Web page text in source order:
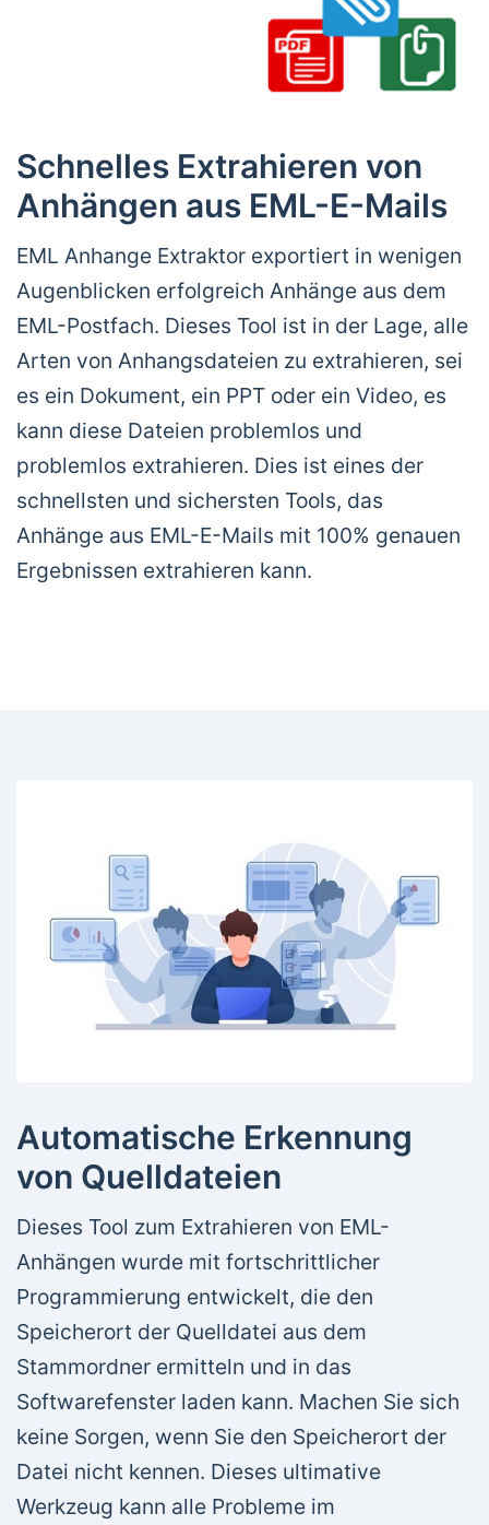
Schnelles Extrahieren von
Anhängen aus EML-E-Mails
EML Anhange Extraktor exportiert in wenigen
Augenblicken erfolgreich Anhänge aus dem
EML-Postfach. Dieses Tool ist in der Lage, alle
Arten von Anhangsdateien zu extrahieren, sei
es ein Dokument, ein PPT oder ein Video, es
kann diese Dateien problemlos und
problemlos extrahieren. Dies ist eines der
schnellsten und sichersten Tools, das
Anhänge aus EML-E-Mails mit 100% genauen
Ergebnissen extrahieren kann.
Automatische Erkennung
von Quelldateien
Dieses Tool zum Extrahieren von EML-
Anhängen wurde mit fortschrittlicher
Programmierung entwickelt, die den
Speicherort der Quelldatei aus dem
Stammordner ermitteln und in das
Softwarefenster laden kann. Machen Sie sich
keine Sorgen, wenn Sie den Speicherort der
Datei nicht kennen. Dieses ultimative
Werkzeug kann alle Probleme im